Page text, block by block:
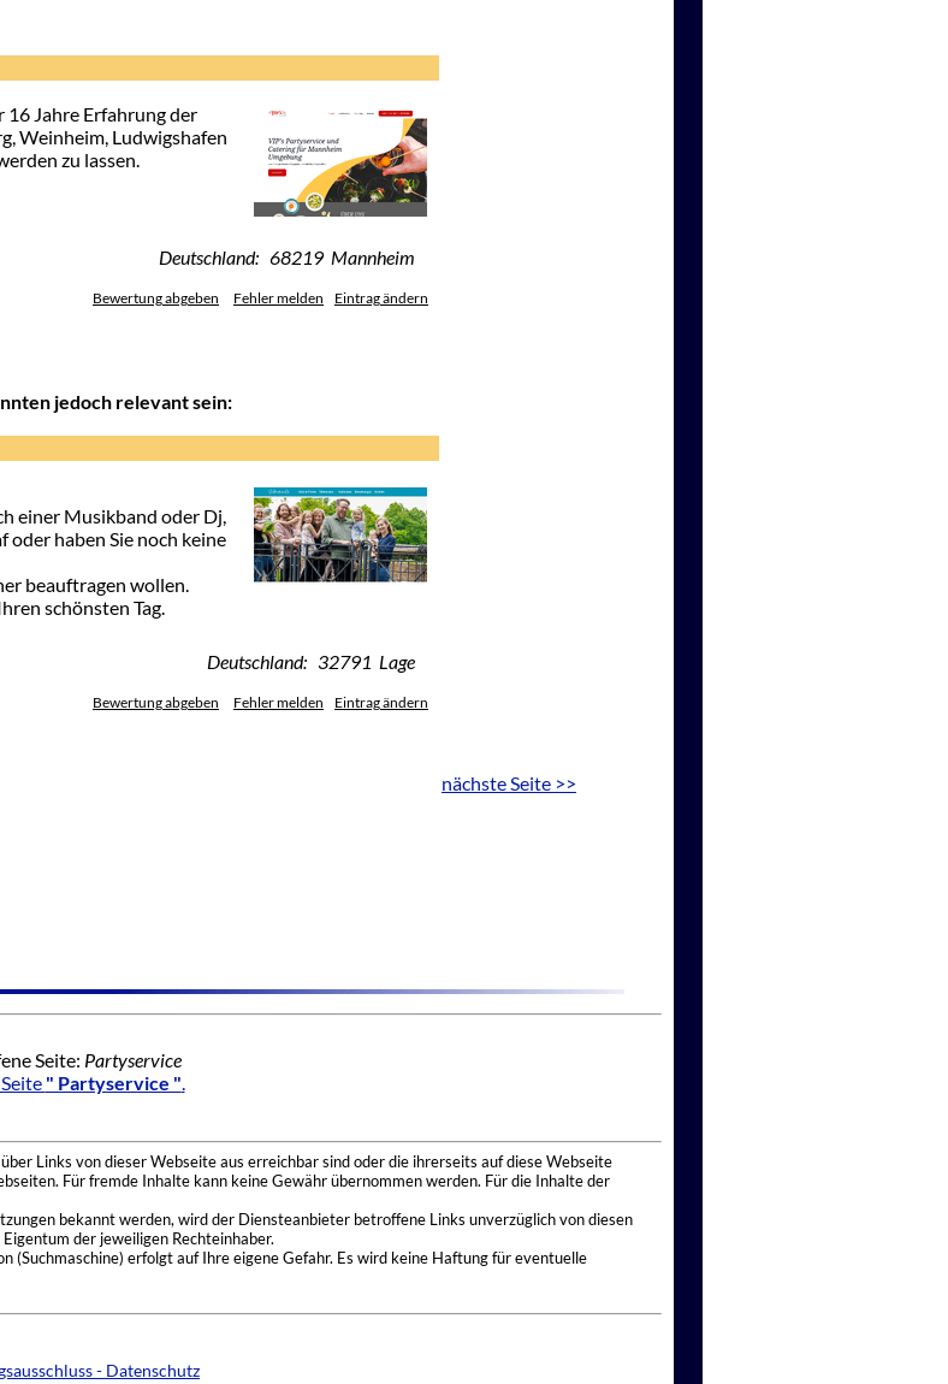
Jahre Erfahrung der
Weinheim, Ludwigshafen
zu lassen.
Deutschland: 68219 Mannheim
Bewertung abgeben Fehler melden Eintrag ändern
jedoch relevant sein:
einer Musikband oder Dj,
oder haben Sie noch keine
beauftragen wollen.
schönsten Tag.
Deutschland: 32791 Lage
Bewertung abgeben Fehler melden Eintrag ändern
nächste Seite >>
Seite: Partyservice
" Partyservice ".
Links von dieser Webseite aus erreichbar sind oder die ihrerseits auf diese Webseite
Für fremde Inhalte kann keine Gewähr übernommen werden. Für die Inhalte der
bekannt werden, wird der Diensteanbieter betroffene Links unverzüglich von diesen
der jeweiligen Rechteinhaber.
erfolgt auf Ihre eigene Gefahr. Es wird keine Haftung für eventuelle
- Datenschutz